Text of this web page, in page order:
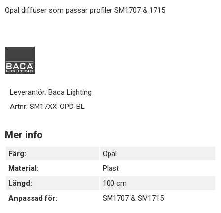
Opal diffuser som passar profiler SM1707 & 1715
Leverantör: Baca Lighting
Artnr: SM17XX-OPD-BL
Mer info
Färg:
Opal
Material:
Plast
Längd:
100 cm
Anpassad för:
SM1707 & SM1715